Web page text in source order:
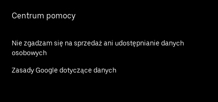
Centrum pomocy
Nie zgadzam się na sprzedaż ani udostępnianie danych
osobowych
Zasady Google dotyczące danych